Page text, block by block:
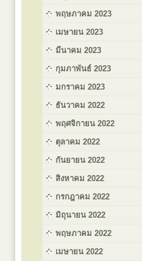
พฤษภาคม 2023
เมษายน 2023
มีนาคม 2023
กุมภาพันธ์ 2023
มกราคม 2023
ธันวาคม 2022
พฤศจิกายน 2022
ตุลาคม 2022
กันยายน 2022
สิงหาคม 2022
กรกฎาคม 2022
มิถุนายน 2022
พฤษภาคม 2022
เมษายน 2022